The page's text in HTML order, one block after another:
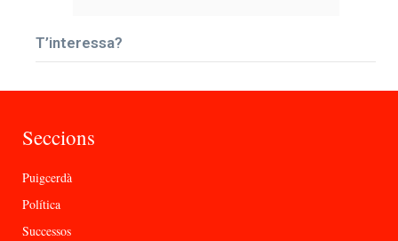
T’interessa?
Seccions
Puigcerdà
Política
Successos